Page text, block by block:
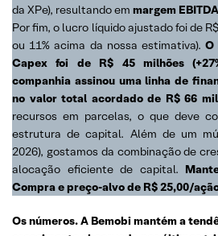
da XPe), resultando em margem
Por fim, o lucro líquido ajustado foi de
ou 11% acima da nossa estimativa).O
Capex foi de R$ 45 milhões
companhia assinou uma linha de
no valor total acordado de R$ 66
recursos em parcelas, o que deve
estrutura de capital. Além de um
2026), gostamos da combinação de
alocação eficiente de capital.
Compra e preço-alvo de R$ 25,00/
Os números. A Bemobi mantém a